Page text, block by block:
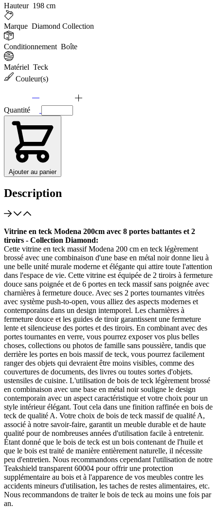
Hauteur 198 cm
Marque Diamond Collection
Conditionnement Boîte
Matériel Teck
Couleur(s)
Quantité
Ajouter au panier
Description
Vitrine en teck Modena 200cm avec 8 portes battantes et 2
tiroirs - Collection Diamond:
Cette vitrine en teck massif Modena 200 cm en teck légèrement
brossé avec une combinaison d'une base en métal noir donne lieu à
une belle unité murale moderne et élégante qui attire toute l'attention
dans l'espace de vie. Cette vitrine est équipée de 2 tiroirs à fermeture
douce sans poignée et de 6 portes en teck massif sans poignée avec
charnières à fermeture douce. Avec ses 2 portes tournantes vitrées
avec système push-to-open, vous alliez des aspects modernes et
contemporains dans un design intemporel. Les charnières à
fermeture douce et les guides de tiroir garantissent une fermeture
lente et silencieuse des portes et des tiroirs. En combinant avec des
portes tournantes en verre, vous pourrez exposer vos plus belles
choses, collections ou photos de famille sans poussière, tandis que
derrière les portes en bois massif de teck, vous pourrez facilement
ranger des objets qui devraient être moins visibles, comme des
couvertures de documents, des livres ou toutes sortes d'objets.
ustensiles de cuisine. L'utilisation de bois de teck légèrement brossé
en combinaison avec une base en métal noir souligne le design
contemporain avec un aspect caractéristique et votre choix pour un
style intérieur élégant. Tout cela dans une finition raffinée en bois de
teck de qualité A. Votre choix de bois de teck massif de qualité A,
associé à notre savoir-faire, garantit un meuble durable et de haute
qualité pour de nombreuses années d'utilisation facile à entretenir.
Étant donné que le bois de teck est un bois contenant de l'huile et
que le bois est traité de manière entièrement naturelle, il nécessite
peu d'entretien. Nous recommandons cependant l'utilisation de notre
Teakshield transparent 60004 pour offrir une protection
supplémentaire au bois et à l'apparence de vos meubles contre les
accidents mineurs d'utilisation, les taches de restes alimentaires, etc.
Nous recommandons de traiter le bois de teck au moins une fois par
an.